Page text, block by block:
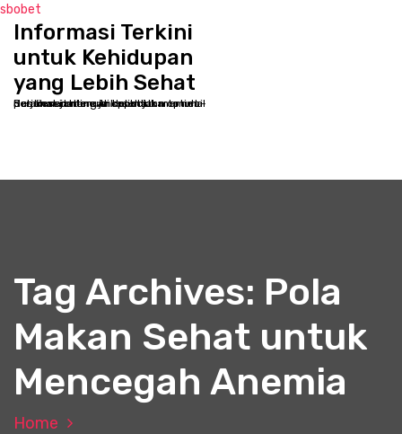
sbobet
Informasi Terkini
untuk Kehidupan
yang Lebih Sehat
Selamat datang di kppbcjakarta.net - Destinasi online Anda untuk memulai perjalanan menuju kesehatan optimal dan kesejahteraan holistik
Tag Archives: Pola
Makan Sehat untuk
Mencegah Anemia
Home